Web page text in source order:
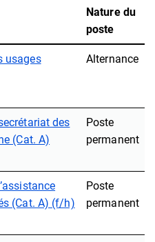
Nature du
poste
usages
Alternance
des
(Cat. A)
Poste
permanent
(Cat. A) (f/h)
Poste
permanent